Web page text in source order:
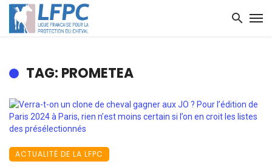
TAG: PROMETEA
ACTUALITÉ DE LA LFPC